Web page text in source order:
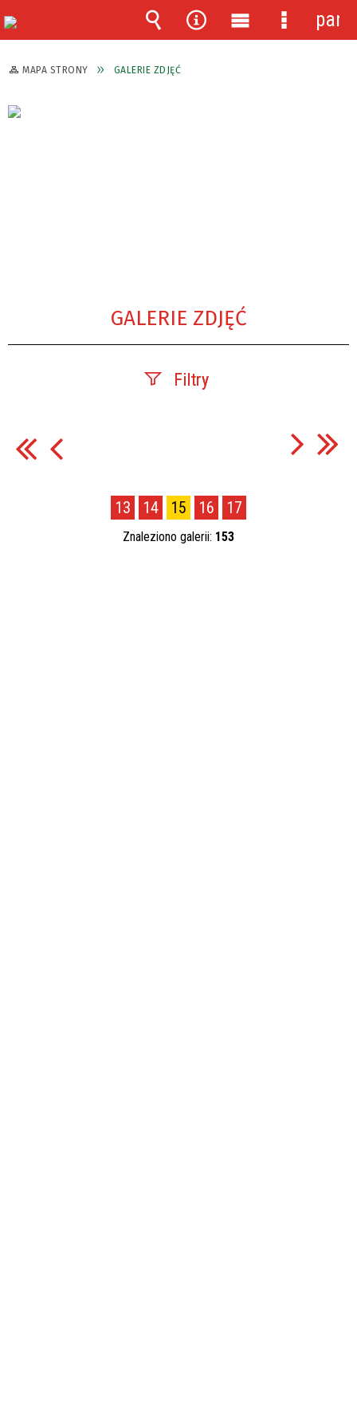
MAPA STRONY GALERIE ZDJĘĆ
GALERIE ZDJĘĆ
Filtry
13 14 15 16 17
Znaleziono galerii: 153
Wyszukiwarka
Narzędzia
MenuMenu